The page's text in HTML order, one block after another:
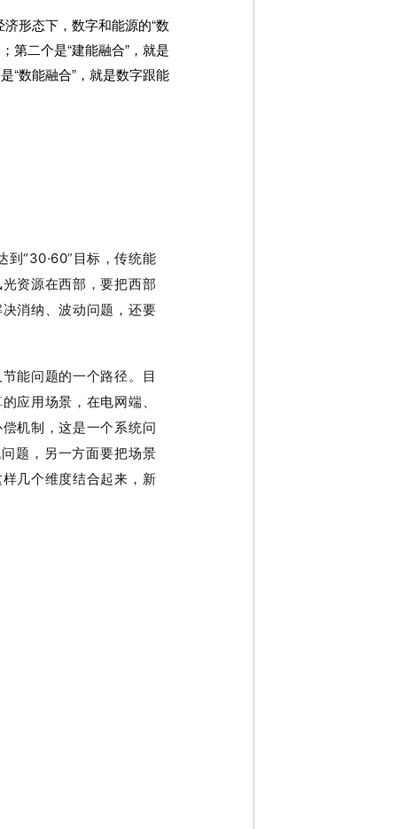
形态下，数字和能源的“数
第二个是“建能融合”，就是
“数能融合”，就是数字跟能
到“30·60” 目标，传统能
资源在西部，要把西部
消纳、波动问题，还要
能问题的一个路径。目
应用场景，在电网端、
机制，这是一个系统问
题，另一方面要把场景
几个维度结合起来，新